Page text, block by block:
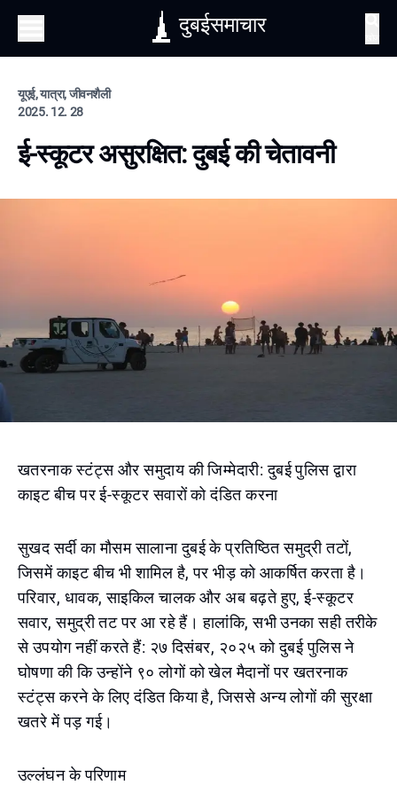
दुबईसमाचार
यूएई, यात्रा, जीवनशैली
2025. 12. 28
ई-स्कूटर असुरक्षित: दुबई की चेतावनी
खतरनाक स्टंट्स और समुदाय की जिम्मेदारी: दुबई पुलिस द्वारा
काइट बीच पर ई-स्कूटर सवारों को दंडित करना
सुखद सर्दी का मौसम सालाना दुबई के प्रतिष्ठित समुद्री तटों,
जिसमें काइट बीच भी शामिल है, पर भीड़ को आकर्षित करता है।
परिवार, धावक, साइकिल चालक और अब बढ़ते हुए, ई-स्कूटर
सवार, समुद्री तट पर आ रहे हैं। हालांकि, सभी उनका सही तरीके
से उपयोग नहीं करते हैं: २७ दिसंबर, २०२५ को दुबई पुलिस ने
घोषणा की कि उन्होंने ९० लोगों को खेल मैदानों पर खतरनाक
स्टंट्स करने के लिए दंडित किया है, जिससे अन्य लोगों की सुरक्षा
खतरे में पड़ गई।
उल्लंघन के परिणाम